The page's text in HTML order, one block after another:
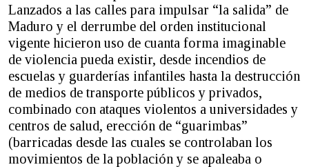
Lanzados a las calles para impulsar “la salida” de
Maduro y el derrumbe del orden institucional
vigente hicieron uso de cuanta forma imaginable
de violencia pueda existir, desde incendios de
escuelas y guarderías infantiles hasta la destrucción
de medios de transporte públicos y privados,
combinado con ataques violentos a universidades y
centros de salud, erección de “guarimbas”
(barricadas desde las cuales se controlaban los
movimientos de la población y se apaleaba o